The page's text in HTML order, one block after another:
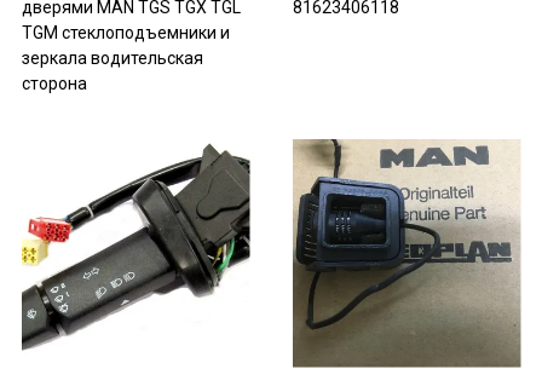
дверями MAN TGS TGX TGL
TGM стеклоподъемники и
зеркала водительская
сторона
81623406118